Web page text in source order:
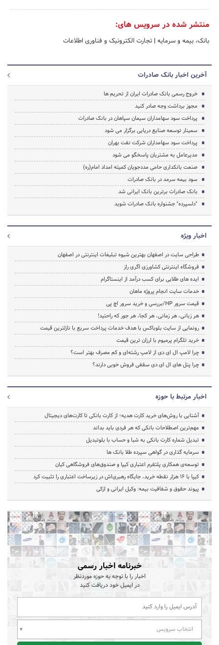
منتشر شده در سرویس های:
بانک، بیمه و سرمایه | تجارت الکترونیک و فناوری اطلاعات
آخرین اخبار بانک صادرات
خروج رسمی بانک صادرات ایران از تحریم ها
مجوز برداشت وجه صادر کنید
پرداخت سود سهامداران سیمان سپاهان در بانک صادرات
سمینار توسعه صنایع دریایی برگزار می شود
پرداخت سود سهامداران شرکت نفت بهران
مدیرعامل به مشتریان پاسخگو می شود
صنعت بانکداری حامی مددجویان کمیته امداد امام(ره)
سود بیمه سرمد در بانک صادرات
بانک صادرات برترین بانک ایرانی شد
"دلسپرده" جشنواره بانک صادرات شوید
اخبار ویژه
طراحی سایت در اصفهان بهترین شیوه تبلیغات اینترنتی در اصفهان
فروشگاه اینترنتی کشاورزی اگری راز
ایده های طلایی برای کسب درآمد از اینستاگرام
خدمات سایت انجام پروژه ماهان
قیمت سرور HP/بررسی و خرید سرور اچ پی
هر زبانی، هر زمانی، هر کجا، هر جور که راحتید!
رونمایی از سایت بلوباکس با هدف خدمات پرداخت سریع با نازلترین قیمت
خرید تلگرام پرمیوم با ارزان ترین قیمت
چرا لامپ ال ای دی از لامپ رشته‌ای و کم مصرف بهتر است؟
چرا پنل های ال ای دی سقفی فروش خوبی دارند؟
اخبار مرتبط با حوزه
آشنایی با روش‌های خرید کارت هدیه؛ از کارت بانکی تا کارت‌های دیجیتال
مهم‌ترین اصطلاحات بانکی که هر فردی باید بداند
تبدیل شماره کارت بانکی به شبا و حساب با بلوتبدیل
سرمایه گذاری در گواهی سپرده طلا بانک ها
توسعه‌ی همکاری‌ پلتفرم اعتباری کیپا و صندوق‌های فروشگاهی کیان
کیپا با ۱۶ هزار نقطه خرید، جایگاه رهبری‌اش در زیرساخت اعتباری را تثبیت کرد
پیوند حقوق و شفافیت بیمه: وکیل ایرانی و ازکی
خبرنامه اخبار رسمی
اخبار را با توجه به حوزه موردنظر
در ایمیل خود دریافت کنید
انتخاب سرویس